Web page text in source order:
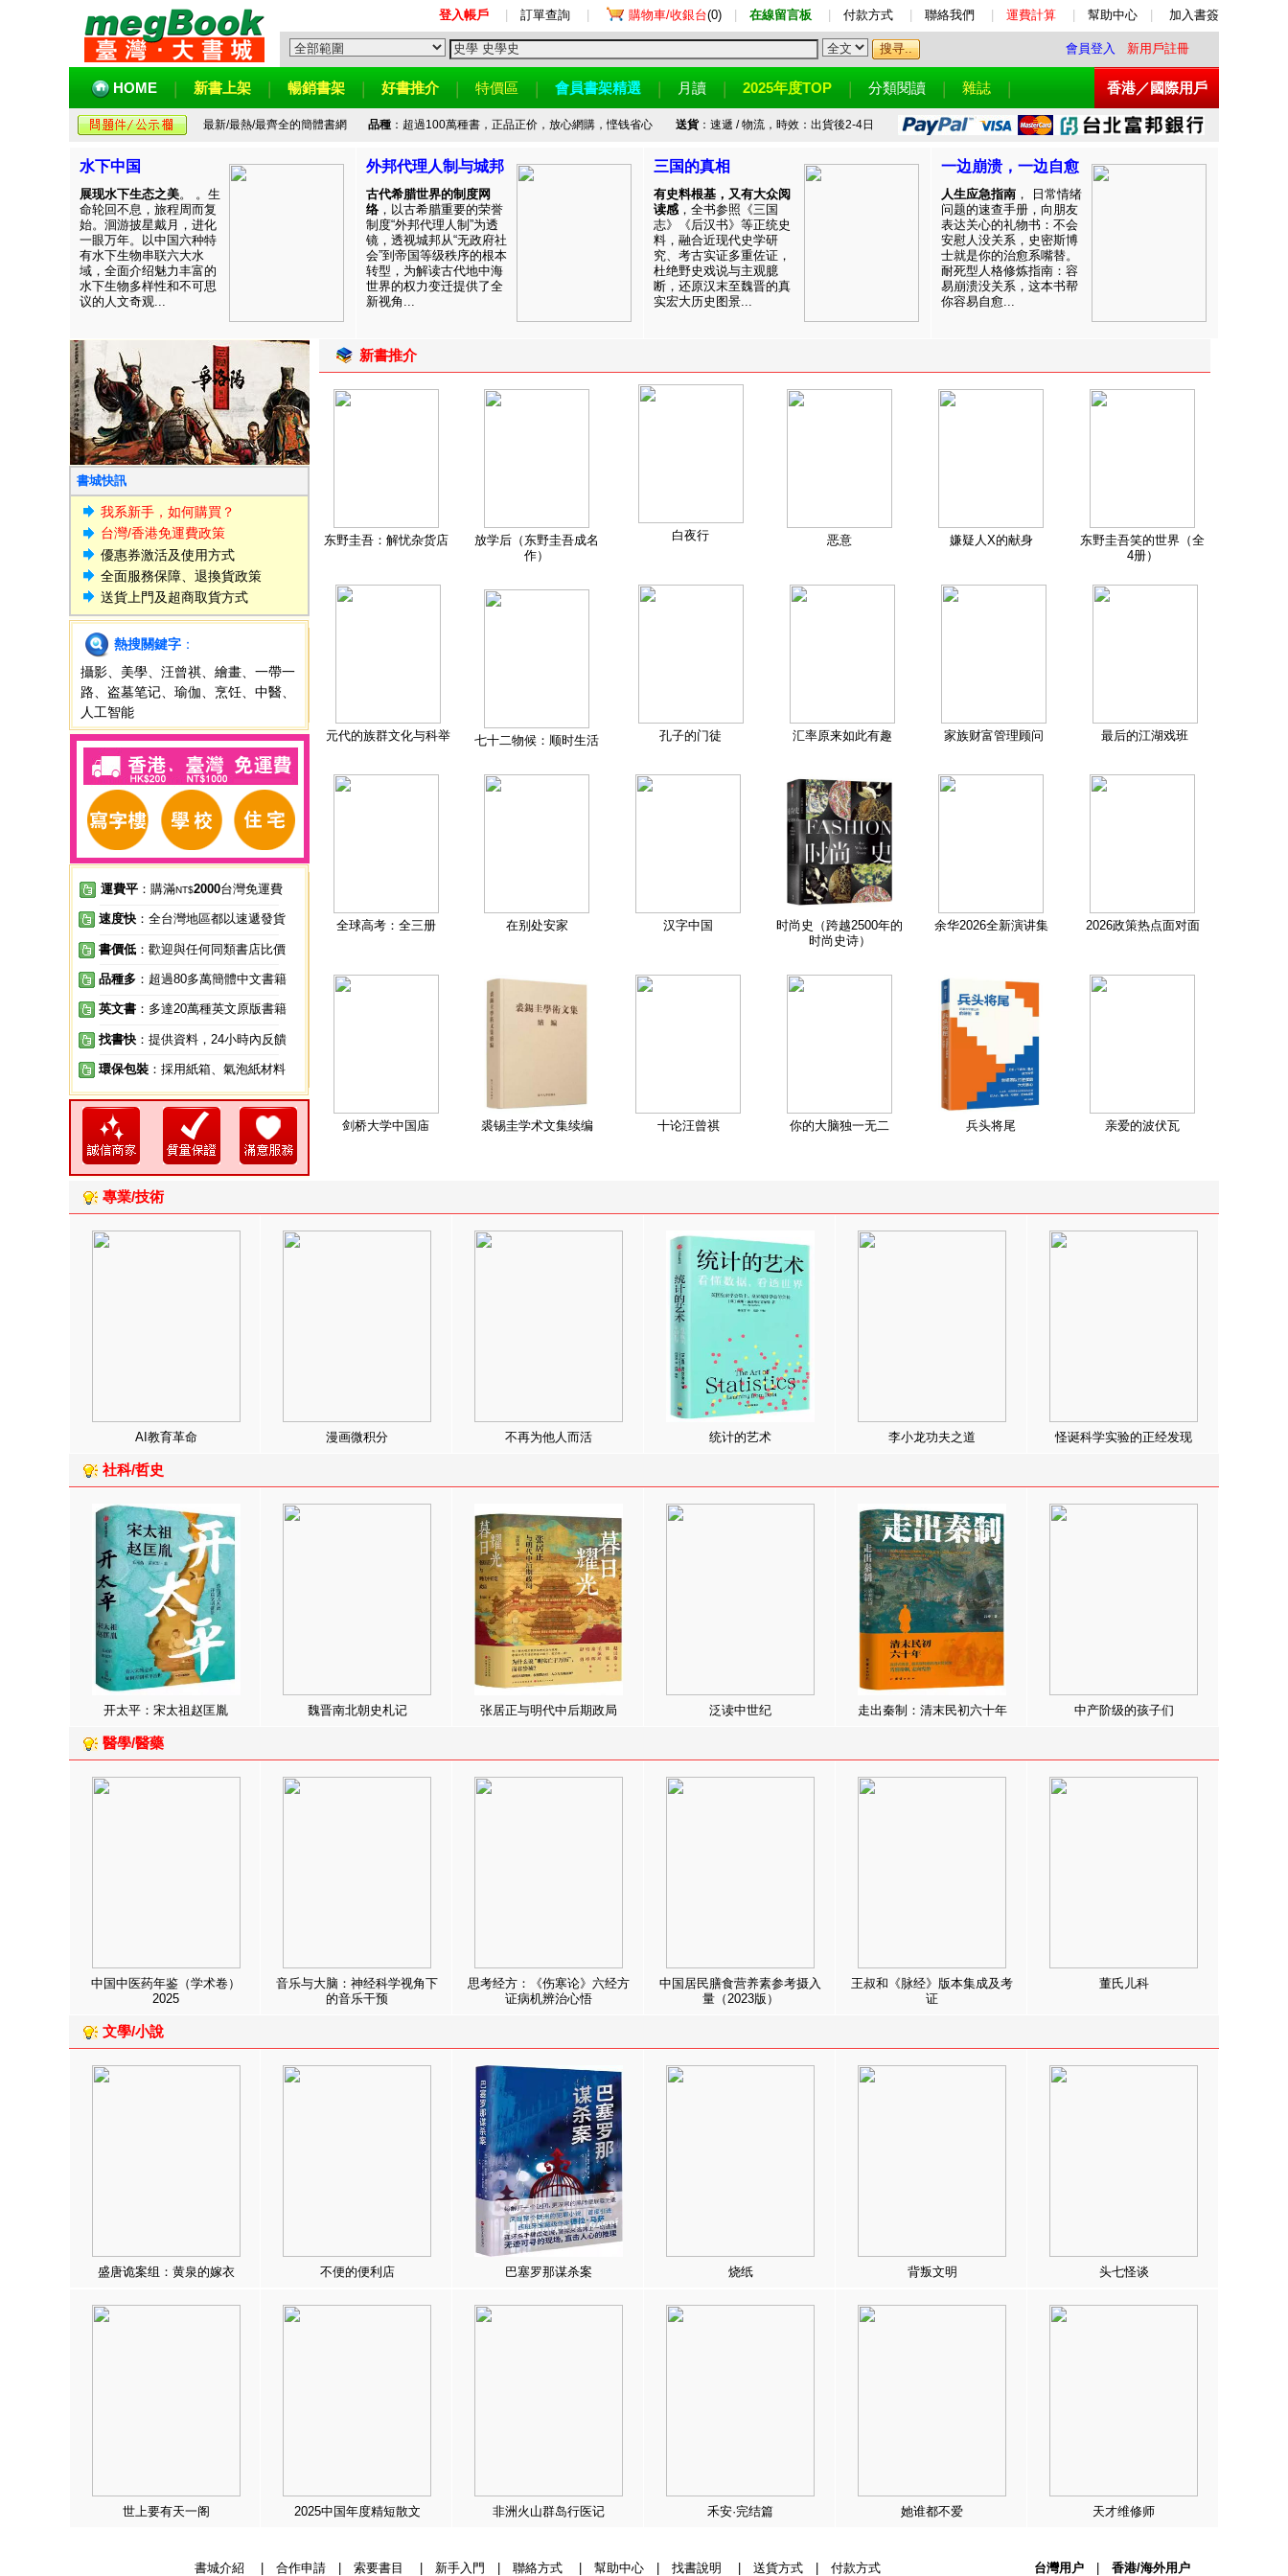
登入帳戶 訂單查詢 購物車/收銀台(0) 在線留言板 付款方式 聯絡我們 運費計算 幫助中心 加入書簽
會員登入 新用戶註冊
HOME 新書上架 暢銷書架 好書推介 特價區 會員書架精選 月讀 2025年度TOP 分類閱讀 雜誌 香港／國際用戶
最新/最熱/最齊全的簡體書網 品種：超過100萬種書，正品正价，放心網購，悭钱省心 送貨：速遞 / 物流，時效：出貨後2-4日
水下中国
展现水下生态之美。 。生
命轮回不息，旅程周而复
始。洄游披星戴月，进化
一眼万年。以中国六种特
有水下生物串联六大水
域，全面介绍魅力丰富的
水下生物多样性和不可思
议的人文奇观...
外邦代理人制与城邦
古代希腊世界的制度网
络 ，以古希腊重要的荣誉
制度“外邦代理人制”为透
镜，透视城邦从“无政府社
会”到帝国等级秩序的根本
转型，为解读古代地中海
世界的权力变迁提供了全
新视角...
三国的真相
有史料根基，又有大众阅
读感 ，全书参照《三国
志》《后汉书》等正统史
料，融合近现代史学研
究、考古实证多重佐证，
杜绝野史戏说与主观臆
断，还原汉末至魏晋的真
实宏大历史图景...
一边崩溃，一边自愈
人生应急指南 ， 日常情绪
问题的速查手册，向朋友
表达关心的礼物书：不会
安慰人没关系，史密斯博
士就是你的治愈系嘴替。
耐死型人格修炼指南：容
易崩溃没关系，这本书帮
你容易自愈...
書城快訊
我系新手，如何購買？
台灣/香港免運費政策
優惠券激活及使用方式
全面服務保障、退換貨政策
送貨上門及超商取貨方式
熱搜關鍵字 ：
攝影
美學 汪曾祺 繪畫
一帶一
路
盗墓笔记 瑜伽 烹饪 中醫
人工智能
運費平 ：購滿NT$2000台灣免運費
速度快 ：全台灣地區都以速遞發貨
書價低 ：歡迎與任何同類書店比價
品種多 ：超過80多萬簡體中文書籍
英文書 ：多達20萬種英文原版書籍
找書快 ：提供資料，24小時內反饋
環保包裝 ：採用紙箱、氣泡紙材料
新書推介
东野圭吾：解忧杂货店
放学后（东野圭吾成名
作）
白夜行 恶意 嫌疑人X的献身
东野圭吾笑的世界（全
4册）
元代的族群文化与科举 七十二物候：顺时生活 孔子的门徒 汇率原来如此有趣 家族财富管理顾问 最后的江湖戏班
全球高考：全三册 在别处安家 汉字中国
时尚史（跨越2500年的
时尚史诗）
余华2026全新演讲集 2026政策热点面对面
剑桥大学中国庙 裘锡圭学术文集续编 十论汪曾祺 你的大脑独一无二 兵头将尾 亲爱的波伏瓦
專業/技術
AI教育革命 漫画微积分 不再为他人而活 统计的艺术 李小龙功夫之道 怪诞科学实验的正经发现
社科/哲史
开太平：宋太祖赵匡胤 魏晋南北朝史札记 张居正与明代中后期政局 泛读中世纪 走出秦制：清末民初六十年 中产阶级的孩子们
醫學/醫藥
中国中医药年鉴（学术卷）
2025
音乐与大脑：神经科学视角下
的音乐干预
思考经方：《伤寒论》六经方
证病机辨治心悟
中国居民膳食营养素参考摄入
量（2023版）
王叔和《脉经》版本集成及考
证
董氏儿科
文學/小說
盛唐诡案组：黄泉的嫁衣 不便的便利店 巴塞罗那谋杀案 烧纸 背叛文明 头七怪谈
世上要有天一阁 2025中国年度精短散文 非洲火山群岛行医记 禾安·完结篇 她谁都不爱 天才维修师
書城介紹 合作申請| 索要書目 新手入門 聯絡方式| 幫助中心| 找書說明 送貨方式| 付款方式 台灣用户 香港/海外用户